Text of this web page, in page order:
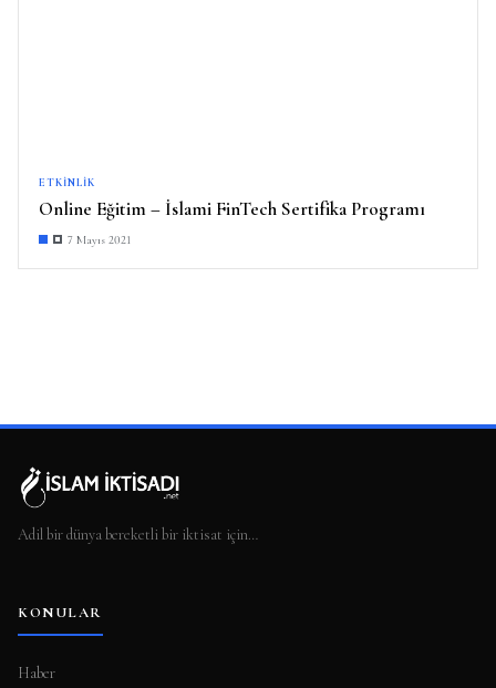
ETKINLIK
Online Eğitim – İslami FinTech Sertifika Programı
7 Mayıs 2021
Adil bir dünya bereketli bir iktisat için…
KONULAR
Haber